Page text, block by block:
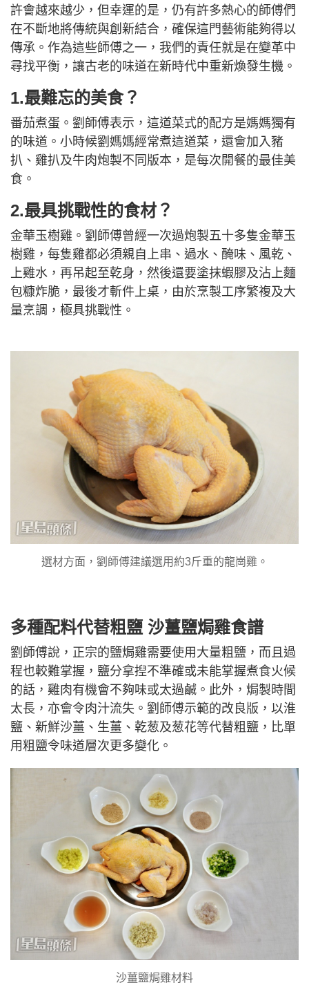
許會越來越少，但幸運的是，仍有許多熱心的師傅們
在不斷地將傳統與創新結合，確保這門藝術能夠得以
傳承。作為這些師傅之一，我們的責任就是在變革中
尋找平衡，讓古老的味道在新時代中重新煥發生機。
1.最難忘的美食？
番茄煮蛋。劉師傅表示，這道菜式的配方是媽媽獨有
的味道。小時候劉媽媽經常煮這道菜，還會加入豬
扒、雞扒及牛肉炮製不同版本，是每次開餐的最佳美
食。
2.最具挑戰性的食材？
金華玉樹雞。劉師傅曾經一次過炮製五十多隻金華玉
樹雞，每隻雞都必須親自上串、過水、醃味、風乾、
上雞水，再吊起至乾身，然後還要塗抹蝦膠及沾上麵
包糠炸脆，最後才斬件上桌，由於烹製工序繁複及大
量烹調，極具挑戰性。
選材方面，劉師傅建議選用約3斤重的龍崗雞。
多種配料代替粗鹽 沙薑鹽焗雞食譜
劉師傅說，正宗的鹽焗雞需要使用大量粗鹽，而且過
程也較難掌握，鹽分拿揑不準確或未能掌握煮食火候
的話，雞肉有機會不夠味或太過鹹。此外，焗製時間
太長，亦會令肉汁流失。劉師傅示範的改良版，以淮
鹽、新鮮沙薑、生薑、乾葱及葱花等代替粗鹽，比單
用粗鹽令味道層次更多變化。
沙薑鹽焗雞材料